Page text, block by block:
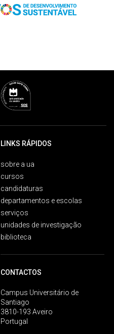
LINKS RÁPIDOS
sobre a ua
cursos
candidaturas
departamentos e escolas
serviços
unidades de investigação
biblioteca
CONTACTOS
Campus Universitário de
Santiago
3810-193 Aveiro
Portugal